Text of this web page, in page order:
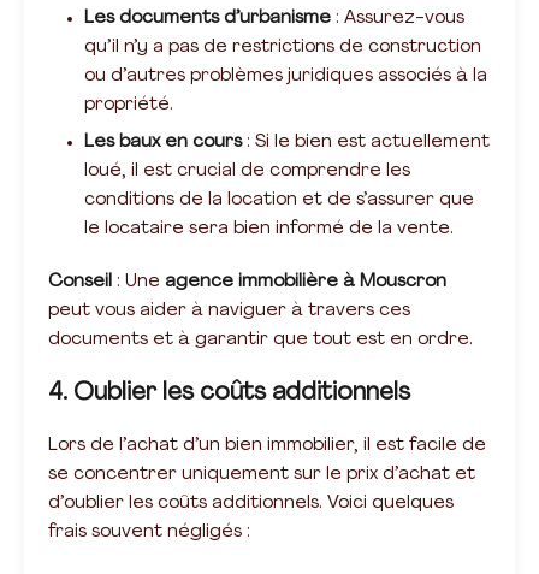
Les documents d’urbanisme : Assurez-vous
qu’il n’y a pas de restrictions de construction
ou d’autres problèmes juridiques associés à la
propriété.
Les baux en cours: Si le bien est actuellement
loué, il est crucial de comprendre les
conditions de la location et de s’assurer que
le locataire sera bien informé de la vente.
Conseil : Une agence immobilière à Mouscron
peut vous aider à naviguer à travers ces
documents et à garantir que tout est en ordre.
4. Oublier les coûts additionnels
Lors de l’achat d’un bien immobilier, il est facile de
se concentrer uniquement sur le prix d’achat et
d’oublier les coûts additionnels. Voici quelques
frais souvent négligés :